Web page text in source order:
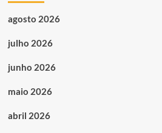
agosto 2026
julho 2026
junho 2026
maio 2026
abril 2026